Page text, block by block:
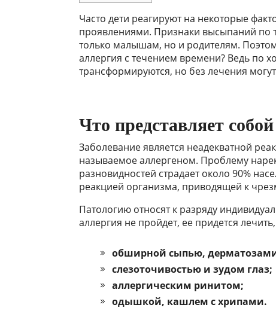
Часто дети реагируют на некоторые
проявлениями. Признаки высыпаний по
только малышам, но и родителям.
аллергия с течением времени? Ведь по
трансформируются, но без лечения
Что представляет
Заболевание является неадекватной
называемое аллергеном. Проблему
разновидностей страдает около 90%
реакцией организма, приводящей к
Патологию относят к разряду
аллергия не пройдет, ее придется
обширной сыпью,
слезоточивостью и зудом глаз;
аллергическим ринитом;
одышкой, кашлем с хрипами.